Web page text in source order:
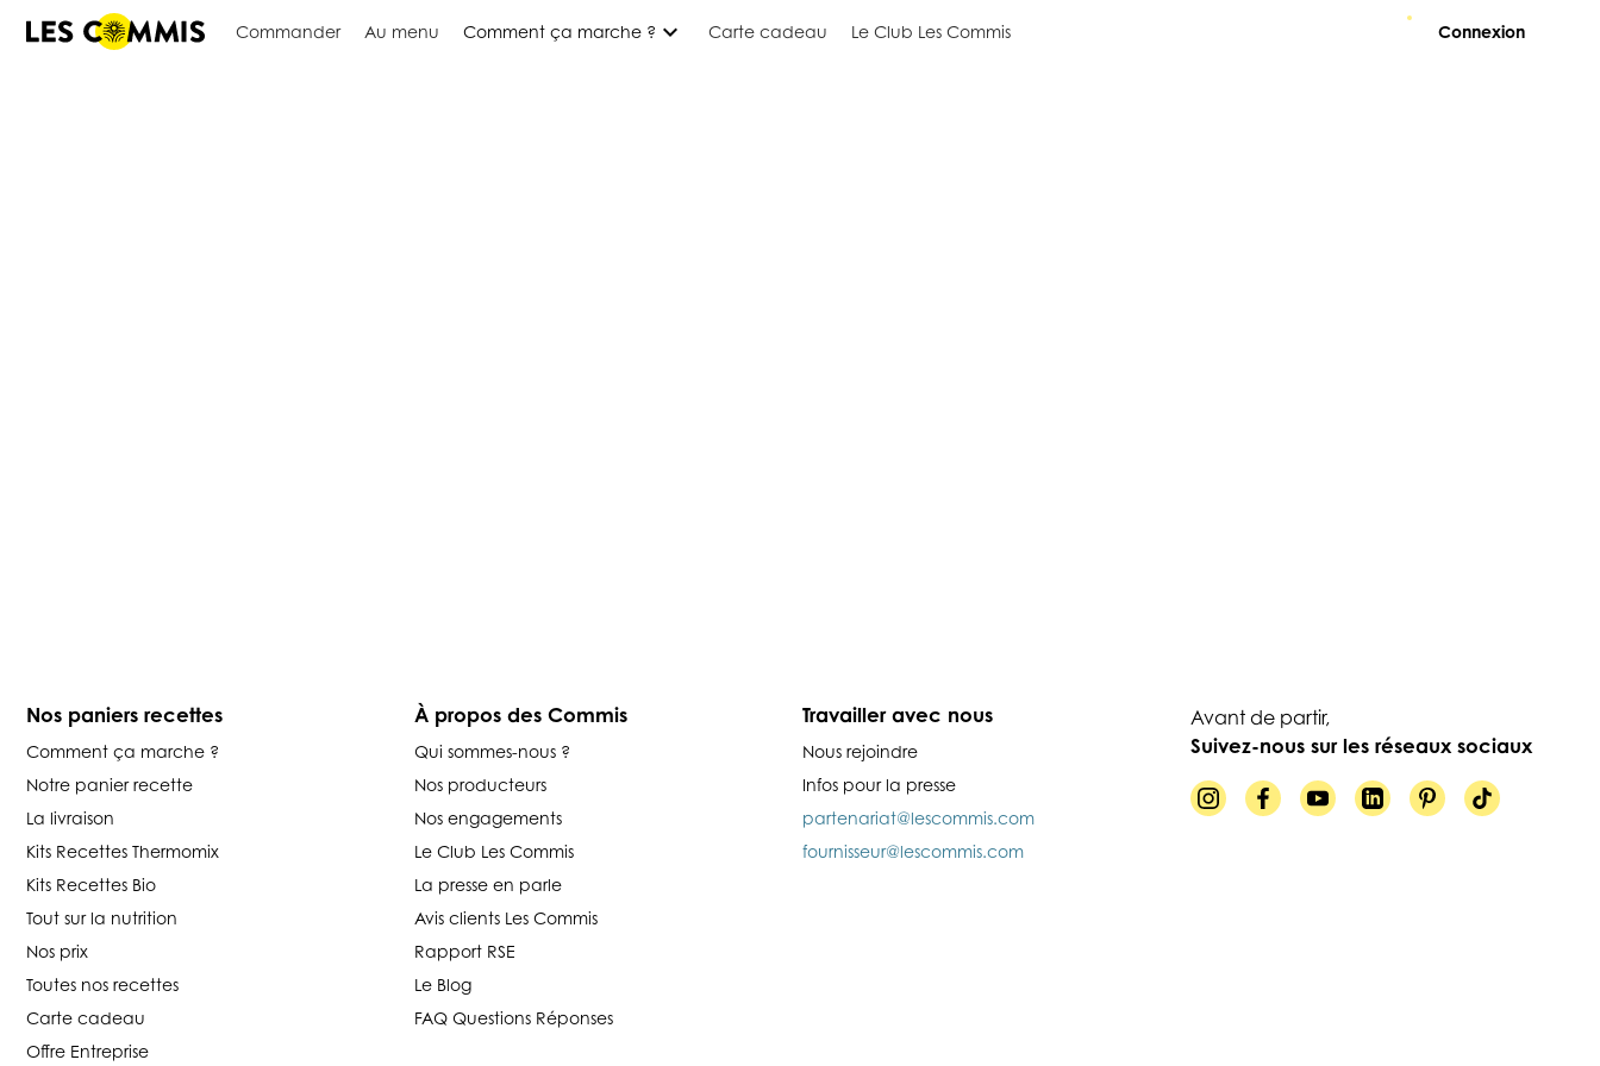
Commander Au menu Comment ça marche ? expand_more Carte cadeau Le Club Les Commis Connexion
Nos paniers recettes
Comment ça marche ?
Notre panier recette
La livraison
Kits Recettes Thermomix
Kits Recettes Bio
Tout sur la nutrition
Nos prix
Toutes nos recettes
Carte cadeau
Offre Entreprise
À propos des Commis
Qui sommes-nous ?
Nos producteurs
Nos engagements
Le Club Les Commis
La presse en parle
Avis clients Les Commis
Rapport RSE
Le Blog
FAQ Questions Réponses
Travailler avec nous
Nous rejoindre
Infos pour la presse
partenariat@lescommis.com
fournisseur@lescommis.com
Avant de partir,
Suivez-nous sur les réseaux sociaux